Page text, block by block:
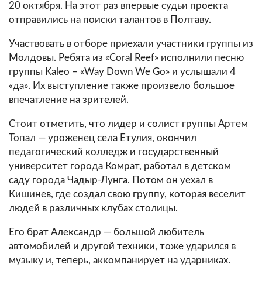
20 октября. На этот раз впервые судьи проекта
отправились на поиски талантов в Полтаву.
Участвовать в отборе приехали участники группы из
Молдовы. Ребята из «Coral Reef» исполнили песню
группы Kaleo – «Way Down We Go» и услышали 4
«да». Их выступление также произвело большое
впечатление на зрителей.
Стоит отметить, что лидер и солист группы Артем
Топал — уроженец села Етулия, окончил
педагогический колледж и государственный
университет города Комрат, работал в детском
саду города Чадыр-Лунга. Потом он уехал в
Кишинев, где создал свою группу, которая веселит
людей в различных клубах столицы.
Его брат Александр — большой любитель
автомобилей и другой техники, тоже ударился в
музыку и, теперь, аккомпанирует на ударниках.